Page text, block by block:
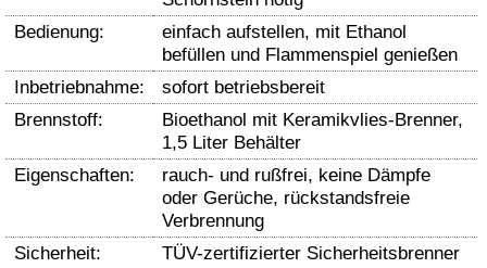
Bedienung:
einfach aufstellen, mit Ethanol
befüllen und Flammenspiel genießen
Inbetriebnahme:
sofort betriebsbereit
Brennstoff:
Bioethanol mit Keramikvlies-Brenner,
1,5 Liter Behälter
Eigenschaften:
rauch- und rußfrei, keine Dämpfe
oder Gerüche, rückstandsfreie
Verbrennung
Sicherheit:
TÜV-zertifizierter Sicherheitsbrenner